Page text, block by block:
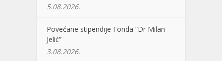
5.08.2026.
Povećane stipendije Fonda “Dr Milan
Jelić”
3.08.2026.